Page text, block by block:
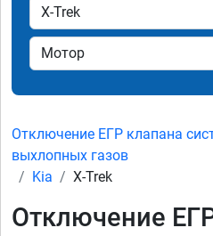
Отключение ЕГР клапана
выхлопных газов
Kia
X-Trek
Отключение